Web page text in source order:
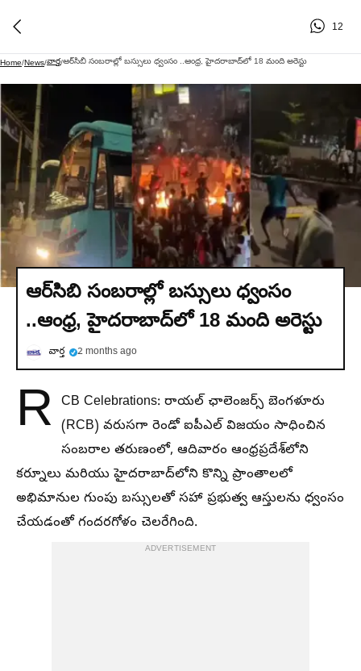
12
Home/News/వార్త/ఆర్‌సిబి సంబరాల్లో బస్సులు ధ్వంసం ..ఆంధ్ర, హైదరాబాద్‌లో 18 మంది అరెస్టు
ఆర్‌సిబి సంబరాల్లో బస్సులు ధ్వంసం
..ఆంధ్ర, హైదరాబాద్‌లో 18 మంది అరెస్టు
వార్త 2 months ago
R CB Celebrations: రాయల్ ఛాలెంజర్స్ బెంగళూరు
(RCB) వరుసగా రెండో ఐపీఎల్ విజయం సాధించిన
సంబరాల తరుణంలో, ఆదివారం ఆంధ్రప్రదేశ్‌లోని
కర్నూలు మరియు హైదరాబాద్‌లోని కొన్ని ప్రాంతాలలో
అభిమానుల గుంపు బస్సులతో సహా ప్రభుత్వ ఆస్తులను ధ్వంసం
చేయడంతో గందరగోళం చెలరేగింది.
ADVERTISEMENT